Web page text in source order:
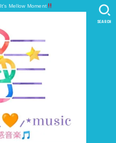
It's Mellow Moment
SEARCH